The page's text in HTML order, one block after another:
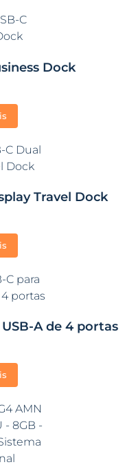
Dock
Travel Dock
A de 4 portas